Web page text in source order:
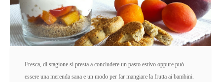
Fresca, di stagione si presta a concludere un pasto estivo oppure può
essere una merenda sana e un modo per far mangiare la frutta ai bambini.